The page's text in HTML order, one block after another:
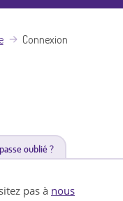
Connexion
oublié ?
pas à nous